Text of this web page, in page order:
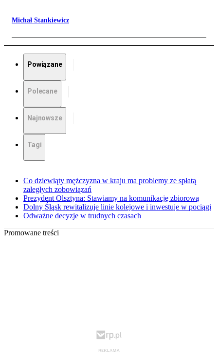
Michał Stankiewicz
Powiązane
Polecane
Najnowsze
Tagi
Co dziewiąty mężczyzna w kraju ma problemy ze spłatą
zaległych zobowiązań
Prezydent Olsztyna: Stawiamy na komunikację zbiorową
Dolny Śląsk rewitalizuje linie kolejowe i inwestuje w pociągi
Odważne decyzje w trudnych czasach
Promowane treści